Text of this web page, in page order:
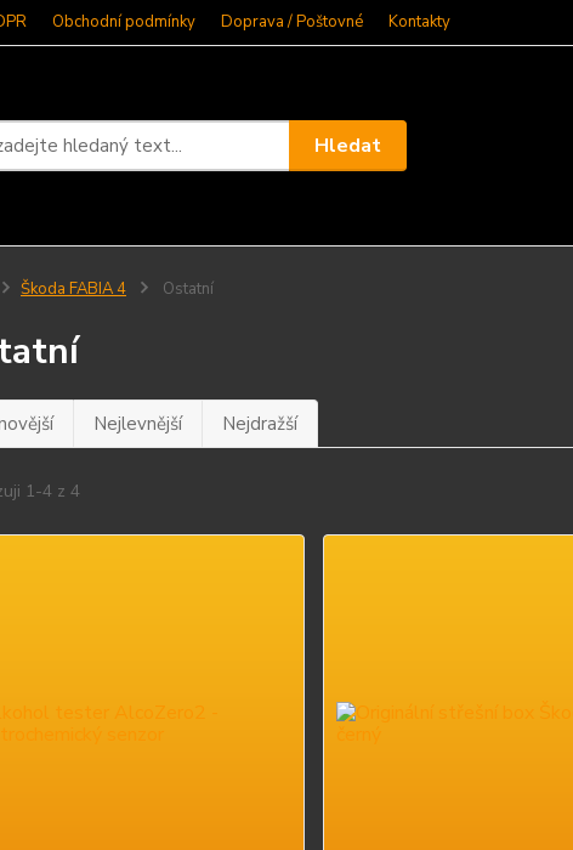
Obchodní podmínky Doprava / Poštovné Kontakty
Hledat
Škoda FABIA 4 Ostatní
Nejlevnější Nejdražší
1-4 z 4